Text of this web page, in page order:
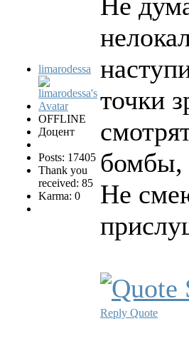
limarodessa
OFFLINE
Доцент
Posts: 17405
Thank you
received: 85
Karma: 0
точки
бомбы,
Не
Reply Quote